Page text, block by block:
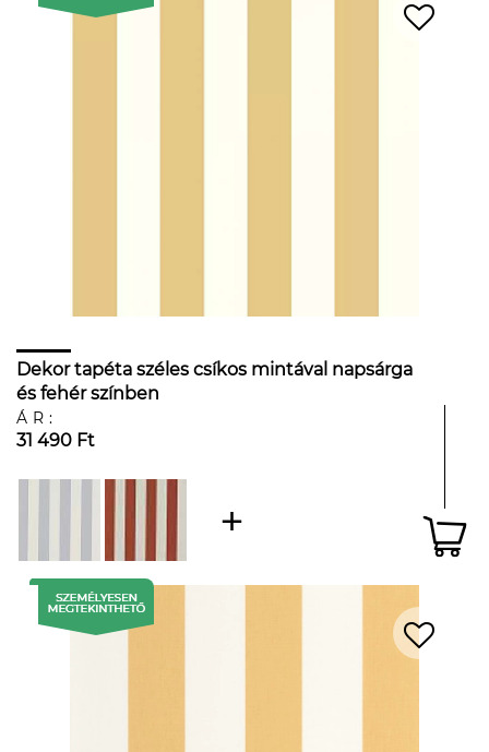
Dekor tapéta széles csíkos mintával napsárga
és fehér színben
ÁR:
31 490 Ft